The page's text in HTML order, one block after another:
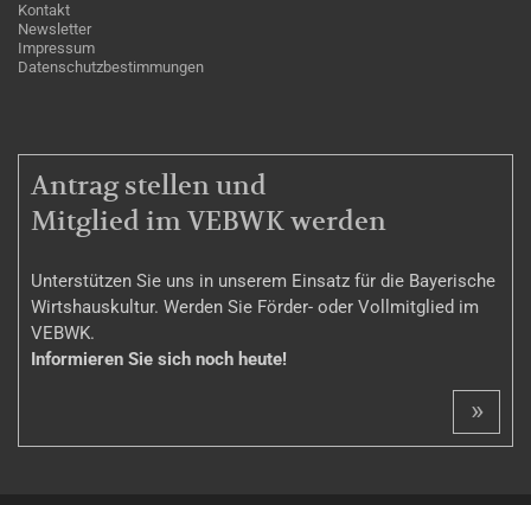
Kontakt
Newsletter
Impressum
Datenschutzbestimmungen
MITGLIEDSCHAFT
Antrag stellen und
Mitglied im VEBWK werden
Unterstützen Sie uns in unserem Einsatz für die Bayerische
Wirtshauskultur. Werden Sie Förder- oder Vollmitglied im
VEBWK.
Informieren Sie sich noch heute!
»